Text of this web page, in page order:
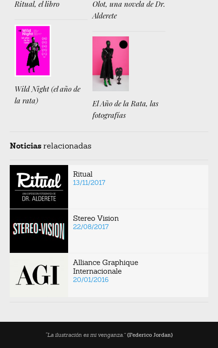
Ritual, el libro
Olot, una novela de Dr.
Alderete
Wild Night (el año de
la rata)
El Año de la Rata, las
fotografías
Noticiasrelacionadas
Ritual
13/11/2017
Stereo Vision
22/08/2017
Alliance Graphique
Internacionale
20/01/2016
“La ilustración es mi venganza.”{Federico Jordan}